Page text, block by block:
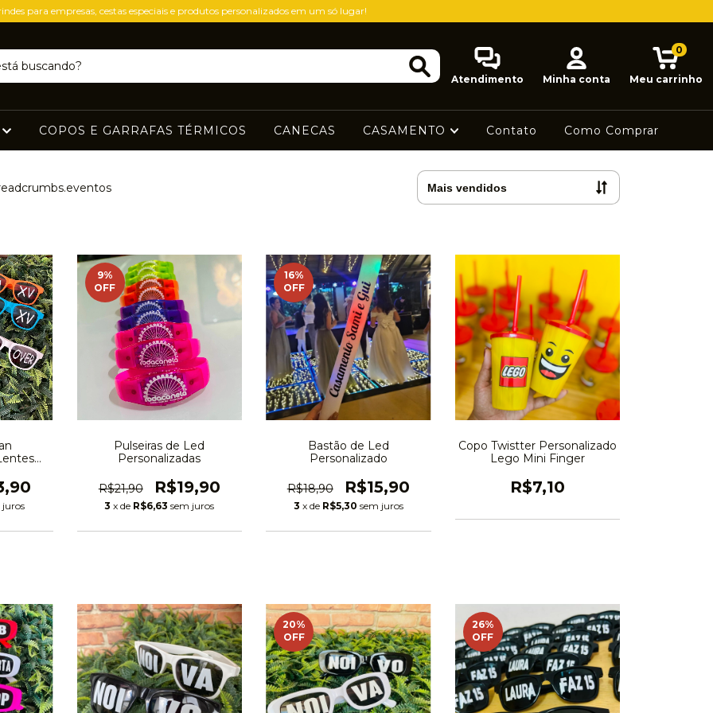
para empresas, cestas especiais e produtos personalizados em um só lugar!
Atendimento Minha conta Meu carrinho
0
COPOS E GARRAFAS TÉRMICOS CANECAS CASAMENTO Contato Como Comprar
juros
9%
OFF
Pulseiras de Led
Personalizadas
R$21,90 R$19,90
3 x de R$6,63 sem juros
16%
OFF
Bastão de Led
Personalizado
R$18,90 R$15,90
3 x de R$5,30 sem juros
Copo Twistter Personalizado
Lego Mini Finger
R$7,10
20%
OFF
26%
OFF